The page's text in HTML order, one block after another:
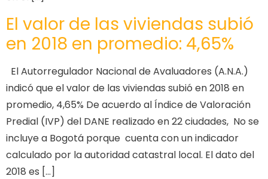
El valor de las viviendas subió
en 2018 en promedio: 4,65%
El Autorregulador Nacional de Avaluadores (A.N.A.)
indicó que el valor de las viviendas subió en 2018 en
promedio, 4,65% De acuerdo al Índice de Valoración
Predial (IVP) del DANE realizado en 22 ciudades, No se
incluye a Bogotá porque cuenta con un indicador
calculado por la autoridad catastral local. El dato del
2018 es […]